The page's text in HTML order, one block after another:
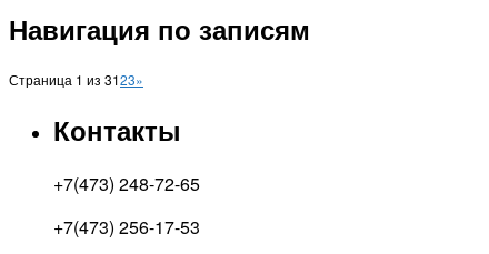
Навигация по записям
Страница 1 из 3123»
Контакты
+7(473) 248-72-65
+7(473) 256-17-53